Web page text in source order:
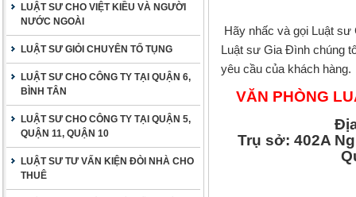
LUẬT SƯ CHO VIỆT KIỀU VÀ NGƯỜI
NƯỚC NGOÀI
LUẬT SƯ GIỎI CHUYÊN TỐ TỤNG
LUẬT SƯ CHO CÔNG TY TẠI QUẬN 6,
BÌNH TÂN
LUẬT SƯ CHO CÔNG TY TẠI QUẬN 5,
QUẬN 11, QUẬN 10
LUẬT SƯ TƯ VẤN KIỆN ĐÒI NHÀ CHO
THUÊ
Hãy nhấc và gọi Luật
Luật sư Gia Đình chúng
yêu cầu của khách hàng.
VĂN PHÒNG
Trụ sở: 402A